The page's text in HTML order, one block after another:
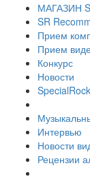
МАГАЗИН
SR
Прием
Прием
Конкурс
Новости
Интервью
Новости
Рецензии